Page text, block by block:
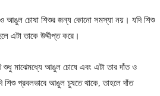
আঙুল চোষা শিশুর জন্য কোনো সমস্যা নয়। যদি শিশু
এটা তাকে উদ্দীপ্ত করে।
শুধু মাঝেমধ্যে আঙুল চোষে এবং এটা তার দাঁত ও
প্রবলভাবে আঙুল চুষতে থাকে, তাহলে দাঁত